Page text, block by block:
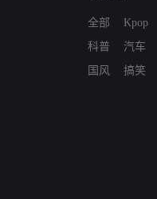
全部
科普
国风
Kpop
汽车
搞笑